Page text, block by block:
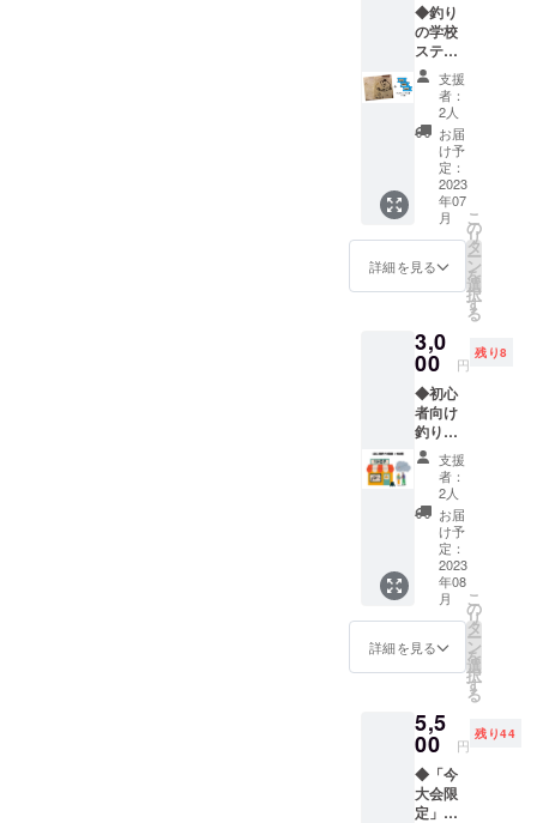
◆釣り
の学校
ステッ
カー 釣
りの学
校ロゴ
大、
中、小
の3枚
セット
のス
テッ
カー。
（サイ
ズ
大：
10cm、
中：
8cm×6
cm、
小：
2cm×1.
5cm）
カラー
展開は
黒、白
で背景
は透明
です。
このス
テッ
カーを
購入し
特典あ
り。
「釣り
の学校
主催の
釣りイ
支援
者：
2人
お届
け予
定：
2023
年07
月
詳細を見る
こ
の
リ
タ
ー
ン
を
選
択
す
る
3,0
00 円
残り8
◆初心
者向け
釣り相
談会＠
大阪 釣
りはし
てみた
いけど
「どん
な種類
の釣り
があっ
て、道
具はど
んな道
具を買
い？仕
掛けは
どう
やって
つけた
らいい
支援
者：
2人
お届
け予
定：
2023
年08
月
詳細を見る
こ
の
リ
タ
ー
ン
を
選
択
す
る
5,5
00 円
残り44
◆「今
大会限
定」釣